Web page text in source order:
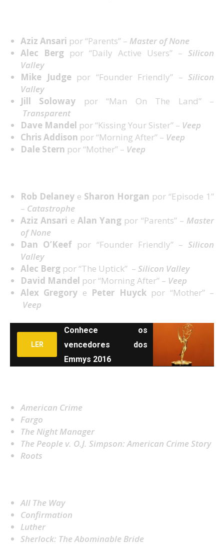
Aziz Ansari por “Parents” – Master of None
Alec Berg por “Daily Active Users” – Silicon
Valley
Mike Judgepor “Founder Friendly” – Silicon
Valley
Jill Soloway por “Man On The Land” –
Transparent
Dave Mandel por “Kissing Your Sister” – Veep
Chris Addison por “Morning After” – Veep
Dale Stern por “Mother” – Veep
Rob Delaney e Sharon Horgan por “Episode 1”
– Catastrophe
Aziz Ansari e Alan Yang por “Parents” – Master
of None
Dan O’Keef por “Founder Friendly” –Silicon
Valley
Alec Berg por “The Uptick” – Silicon Valley
David Mandel por “Morning After” – Veep
Alex Gregory e Peter Huyckpor “Mother” –
Veep
LER
Conhece os
vencedores dos
Emmys 2016
American Crime
Fargo
The Night Manager
The People v. O.J. Simpson: American Crime Story
Roots
All The Way
Confirmation
Luther
Sherlock: The Abominable Bride